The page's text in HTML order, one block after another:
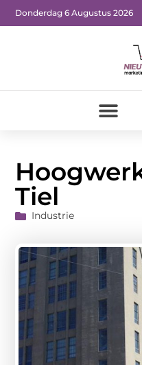
Donderdag 6 Augustus 2026
Tiel
Industrie